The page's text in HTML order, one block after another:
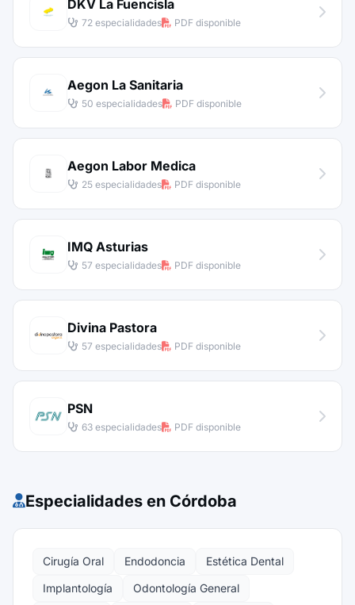
DKV La Fuencisla
72 especialidades PDF disponible
Aegon La Sanitaria
50 especialidades PDF disponible
Aegon Labor Medica
25 especialidades PDF disponible
IMQ Asturias
57 especialidades PDF disponible
Divina Pastora
57 especialidades PDF disponible
PSN
63 especialidades PDF disponible
Especialidades en Córdoba
Cirugía Oral Endodoncia
Estética Dental
Implantología
Odontología General